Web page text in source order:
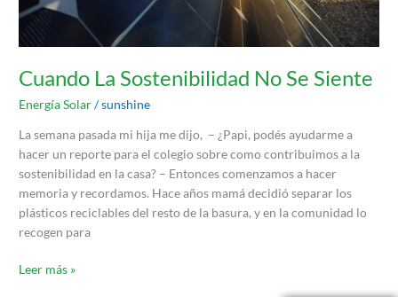
Cuando La Sostenibilidad No Se Siente
Energía Solar/sunshine
La semana pasada mi hija me dijo, – ¿Papi, podés ayudarme a
hacer un reporte para el colegio sobre como contribuimos a la
sostenibilidad en la casa? – Entonces comenzamos a hacer
memoria y recordamos. Hace años mamá decidió separar los
plásticos reciclables del resto de la basura, y en la comunidad lo
recogen para
Leer más »